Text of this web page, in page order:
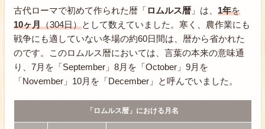
古代ローマで初めて作られた暦「ロムルス暦」は、 1年を
10ヶ月（304日）として数えていました。寒く、農作業にも
戦争にも適していない冬場の約60日間は、暦から省かれた
のです。このロムルス暦においては、言葉の本来の意味通
り、7月を「September」8月を「October」9月を
「November」10月を「December」と呼んでいました。
「ロムルス暦」における月名